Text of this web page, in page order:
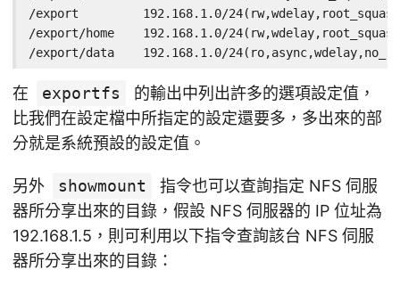
/export         192.168.1.0/
/export/home    192.168.1.0/
/export/data    192.168.1.0/
在 exportfs
的輸出中列出許多的選項設定值，
比我們在設定檔中所指定的設定還要多，多出來的部
分就是系統預設的設定值。
另外 showmount
指令也可以查詢指定 NFS 伺服
器所分享出來的目錄，假設 NFS 伺服器的 IP 位址為
192.168.1.5，則可利用以下指令查詢該台 NFS 伺服
器所分享出來的目錄：